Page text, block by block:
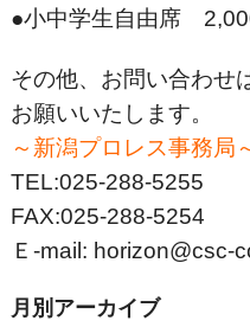
●小中学生自由席
その他、お問い合わせ
お願いいたします。
～新潟プロレス事務局
TEL:025-288-5255
FAX:025-288-5254
Ｅ‐mail: horizon@csc-
月別アーカイブ